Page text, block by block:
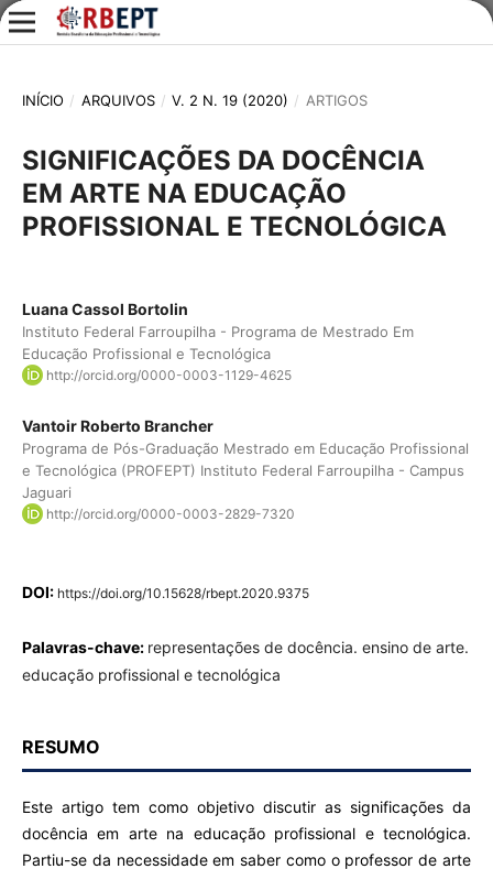
INÍCIO / ARQUIVOS / V. 2 N. 19 (2020) / ARTIGOS
SIGNIFICAÇÕES DA DOCÊNCIA
EM ARTE NA EDUCAÇÃO
PROFISSIONAL E TECNOLÓGICA
Luana Cassol Bortolin
Instituto Federal Farroupilha - Programa de Mestrado Em
Educação Profissional e Tecnológica
http://orcid.org/0000-0003-1129-4625
Vantoir Roberto Brancher
Programa de Pós-Graduação Mestrado em Educação Profissional
e Tecnológica (PROFEPT) Instituto Federal Farroupilha - Campus
Jaguari
http://orcid.org/0000-0003-2829-7320
DOI: https://doi.org/10.15628/rbept.2020.9375
Palavras-chave: representações de docência. ensino de arte.
educação profissional e tecnológica
RESUMO
Este artigo tem como objetivo discutir as significações da
docência em arte na educação profissional e tecnológica.
Partiu-se da necessidade em saber como o professor de arte